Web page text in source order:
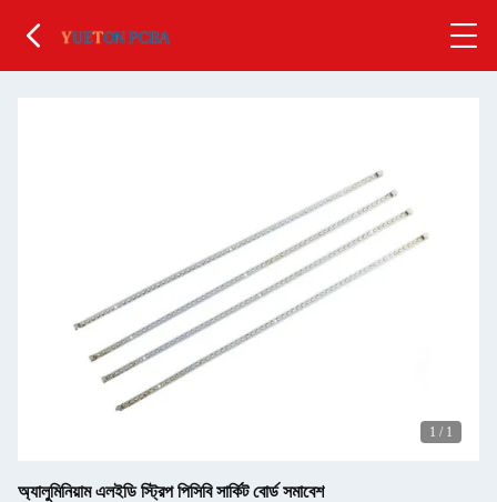
1 / 1
অ্যালুমিনিয়াম এলইডি স্ট্রিপ পিসিবি সার্কিট বোর্ড সমাবেশ